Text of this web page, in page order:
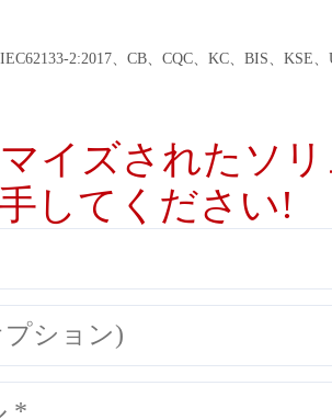
2:2017、CB、CQC、KC、BIS、KSE
イズされたソ
してください!